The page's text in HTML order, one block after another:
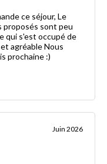
ce séjour, Le
qui s'est occupé de
Nous
prochaine :)
Juin 2026